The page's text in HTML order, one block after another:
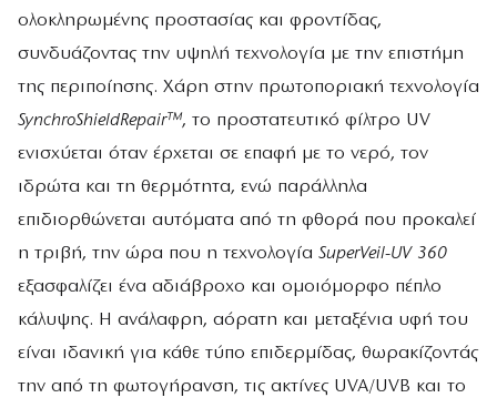
ολοκληρωμένης προστασίας και φροντίδας,
συνδυάζοντας την υψηλή τεχνολογία με την επιστήμη
της περιποίησης. Χάρη στην πρωτοποριακή τεχνολογία
SynchroShieldRepair™, το προστατευτικό φίλτρο UV
ενισχύεται όταν έρχεται σε επαφή με το νερό, τον
ιδρώτα και τη θερμότητα, ενώ παράλληλα
επιδιορθώνεται αυτόματα από τη φθορά που προκαλεί
η τριβή, την ώρα που η τεχνολογία SuperVeil-UV 360
εξασφαλίζει ένα αδιάβροχο και ομοιόμορφο πέπλο
κάλυψης. Η ανάλαφρη, αόρατη και μεταξένια υφή του
είναι ιδανική για κάθε τύπο επιδερμίδας, θωρακίζοντάς
την από τη φωτογήρανση, τις ακτίνες UVA/UVB και το